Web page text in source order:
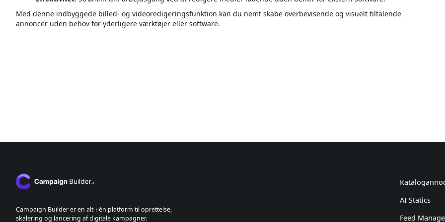
Med denne indbyggede billed- og videoredigeringsfunktion kan du nemt skabe overbevisende og visuelt tiltalende
annoncer uden behov for yderligere værktøjer eller software.
Campaign Builder er en alt-i-én platform til oprettelse,
skalering og lancering af digitale kampagner.
AI Statics
Feed